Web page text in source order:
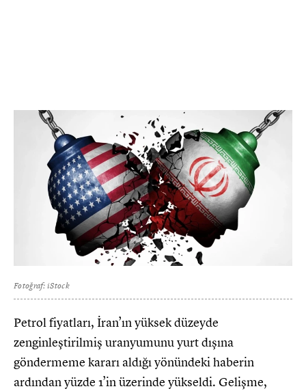
Fotoğraf: iStock
Petrol fiyatları, İran’ın yüksek düzeyde
zenginleştirilmiş uranyumunu yurt dışına
göndermeme kararı aldığı yönündeki haberin
ardından yüzde 1’in üzerinde yükseldi. Gelişme,